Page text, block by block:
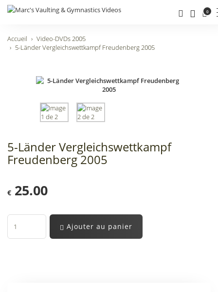
0
Accueil
Video-DVDs 2005
5-Länder Vergleichswettkampf Freudenberg 2005
5-Länder Vergleichswettkampf
Freudenberg 2005
€ 25.00
Ajouter au panier